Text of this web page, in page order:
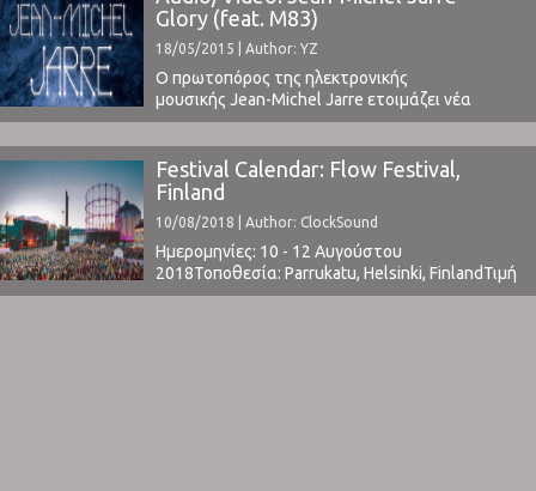
Glory (feat. M83)
18/05/2015 | Author: YZ
Ο πρωτοπόρος της ηλεκτρονικής
μουσικής Jean-Michel Jarre ετοιμάζει νέα
δισκογραφική δουλειά η οποία θα περιέχει
συνεργασίες με γνωστούς καλλιτέχνες όπως οι
Massive Attack και ο M83.Ακούστε το Glory στο
οποίο συμμετέχει ο M83 ⁪ Επίσης ακούστε τον
τον Gesaffelstein για τη συνεργασία τους: ⁪
Festival Calendar: Flow Festival,
Finland
10/08/2018 | Author: ClockSound
Ημερομηνίες: 10 - 12 Αυγούστου
2018Τοποθεσία: Parrukatu, Helsinki, FinlandΤιμή
Εισιτηρίου: € 169 (buy here)Χωρητικότητα: